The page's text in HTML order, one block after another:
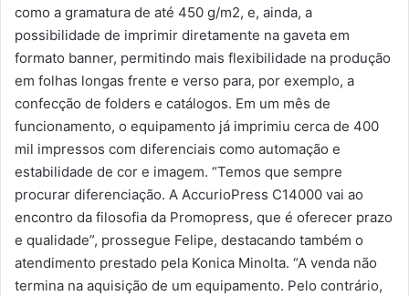
como a gramatura de até 450 g/m2, e, ainda, a
possibilidade de imprimir diretamente na gaveta em
formato banner, permitindo mais flexibilidade na produção
em folhas longas frente e verso para, por exemplo, a
confecção de folders e catálogos. Em um mês de
funcionamento, o equipamento já imprimiu cerca de 400
mil impressos com diferenciais como automação e
estabilidade de cor e imagem. “Temos que sempre
procurar diferenciação. A AccurioPress C14000 vai ao
encontro da filosofia da Promopress, que é oferecer prazo
e qualidade”, prossegue Felipe, destacando também o
atendimento prestado pela Konica Minolta. “A venda não
termina na aquisição de um equipamento. Pelo contrário,